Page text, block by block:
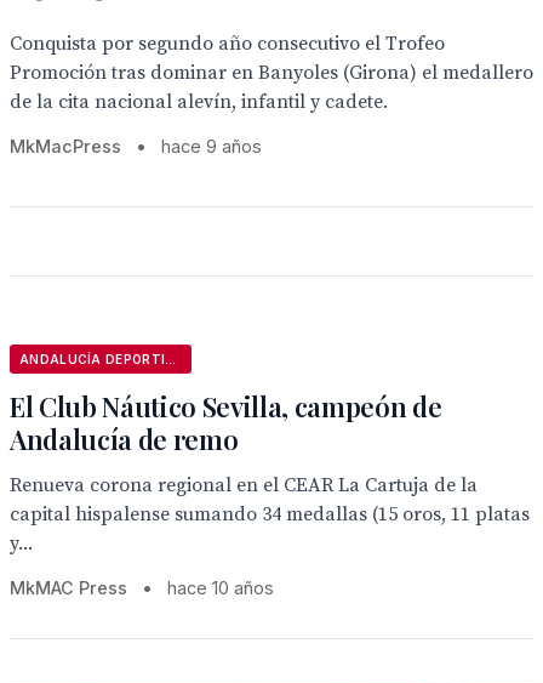
Conquista por segundo año consecutivo el Trofeo
Promoción tras dominar en Banyoles (Girona) el medallero
de la cita nacional alevín, infantil y cadete.
MkMacPress • hace 9 años
El Club Náutico Sevilla, campeón de
Andalucía de remo
Renueva corona regional en el CEAR La Cartuja de la
capital hispalense sumando 34 medallas (15 oros, 11 platas
y...
MkMAC Press • hace 10 años